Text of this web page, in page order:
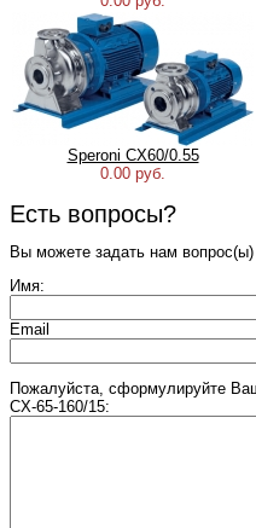
Speroni CX60/0.55
0.00 руб.
Есть вопросы?
Вы можете задать нам
Имя:
Email
Пожалуйста, сформулируйте
CX-65-160/15: